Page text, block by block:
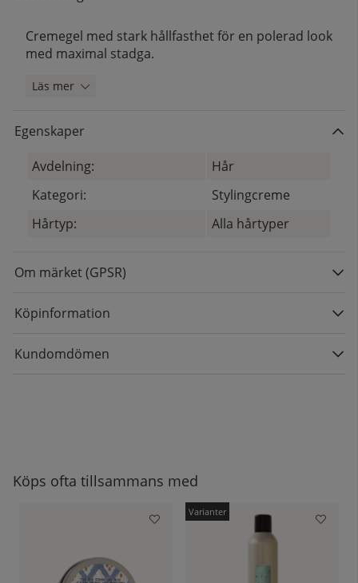
Cremegel med stark hållfasthet för en polerad look
med maximal stadga.
Läs mer
Egenskaper
Avdelning:
Hår
Kategori:
Stylingcreme
Hårtyp:
Alla hårtyper
Om märket (GPSR)
Köpinformation
Kundomdömen
Köps ofta tillsammans med